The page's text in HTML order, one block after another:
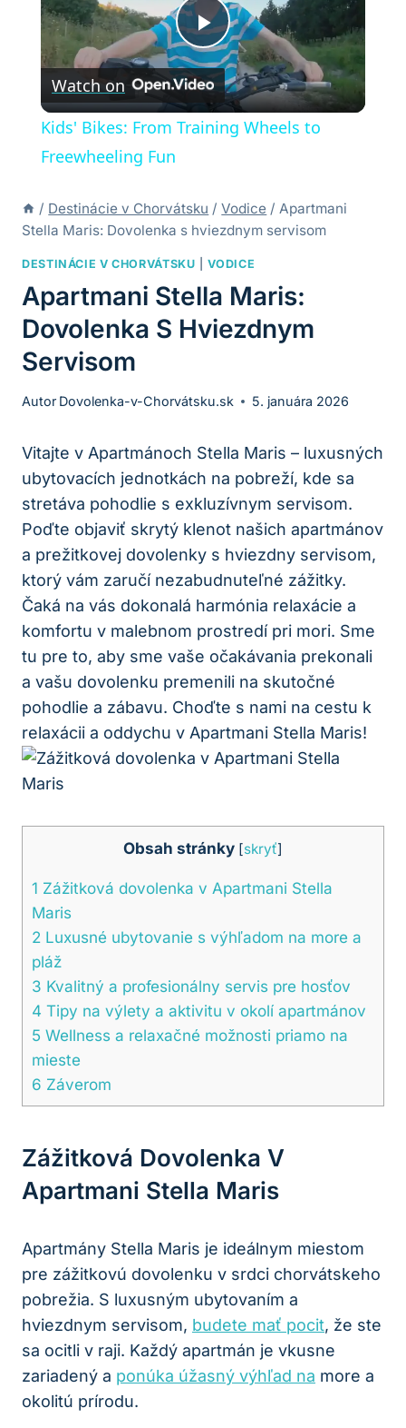
Play
Video
Watch on
Kids' Bikes: From Training Wheels to
Freewheeling Fun
/ Destinácie v Chorvátsku / Vodice / Apartmani
Stella Maris: Dovolenka s hviezdnym servisom
DESTINÁCIE V CHORVÁTSKU |VODICE
Apartmani Stella Maris:
Dovolenka S Hviezdnym
Servisom
Autor Dovolenka-v-Chorvátsku.sk 5. januára 2026
Vitajte v Apartmánoch Stella Maris – luxusných
ubytovacích jednotkách na pobreží, kde sa
stretáva pohodlie s exkluzívnym servisom.
Poďte objaviť skrytý klenot našich apartmánov
a prežitkovej dovolenky s hviezdny servisom,
ktorý vám zaručí nezabudnuteľné zážitky.
Čaká na vás dokonalá harmónia relaxácie a
komfortu v malebnom prostredí pri mori. Sme
tu pre to, aby sme vaše očakávania prekonali
a vašu dovolenku premenili na skutočné
pohodlie a zábavu. Choďte s nami na cestu k
relaxácii a oddychu v Apartmani Stella Maris!
Obsah stránky [skryť]
1 Zážitková dovolenka v Apartmani Stella
Maris
2 Luxusné ubytovanie s výhľadom na more a
pláž
3 Kvalitný a profesionálny servis pre hosťov
4 Tipy na výlety a aktivitu v okolí apartmánov
5 Wellness a relaxačné možnosti priamo na
mieste
6 Záverom
Zážitková Dovolenka V
Apartmani Stella Maris
Apartmány Stella Maris je ideálnym miestom
pre zážitkovú dovolenku v srdci chorvátskeho
pobrežia. S luxusným ubytovaním a
hviezdnym servisom, budete mať pocit, že ste
sa ocitli v raji. Každý apartmán je vkusne
zariadený a ponúka úžasný výhľad na more a
okolitú prírodu.